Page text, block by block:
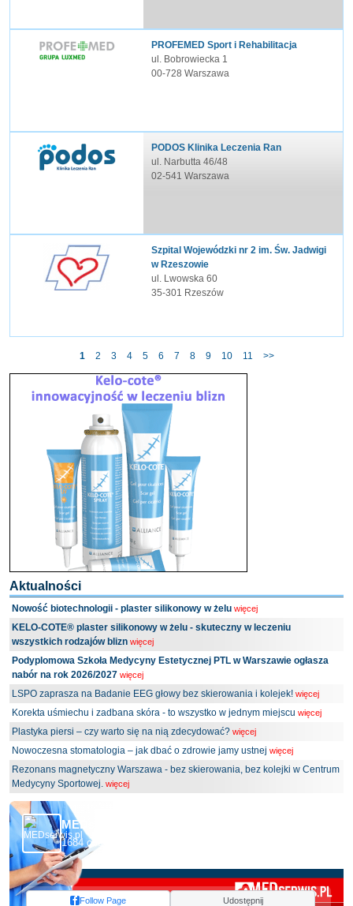
PROFEMED Sport i Rehabilitacja
ul. Bobrowiecka 1
00-728 Warszawa
PODOS Klinika Leczenia Ran
ul. Narbutta 46/48
02-541 Warszawa
Szpital Wojewódzki nr 2 im. Św. Jadwigi
w Rzeszowie
ul. Lwowska 60
35-301 Rzeszów
1 2 3 4 5 6 7 8 9 10 11 >>
Aktualności
Nowość biotechnologii - plaster silikonowy w żelu więcej
KELO-COTE® plaster silikonowy w żelu - skuteczny w leczeniu
wszystkich rodzajów blizn więcej
Podyplomowa Szkoła Medycyny Estetycznej PTL w Warszawie ogłasza
nabór na rok 2026/2027 więcej
LSPO zaprasza na Badanie EEG głowy bez skierowania i kolejek! więcej
Korekta uśmiechu i zadbana skóra - to wszystko w jednym miejscu więcej
Plastyka piersi – czy warto się na nią zdecydować? więcej
Nowoczesna stomatologia – jak dbać o zdrowie jamy ustnej więcej
Rezonans magnetyczny Warszawa - bez skierowania, bez kolejki w Centrum
Medycyny Sportowej. więcej
MEDserwis.pl - Ogólnopolski Portal Medyczny
1684 obserwujących
Follow Page Udostępnij